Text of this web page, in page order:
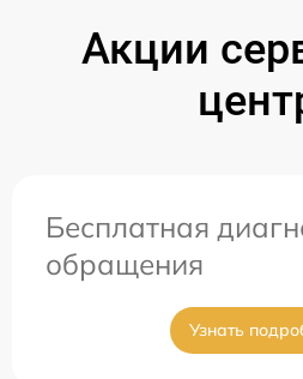
Акции
Бесплатная
обращения
Узнать